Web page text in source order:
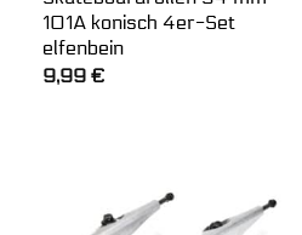
101A konisch 4er-Set
elfenbein
9,99 €